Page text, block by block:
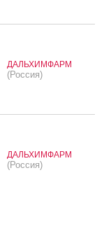
ДАЛЬХИМФАРМ
(Россия)
ДАЛЬХИМФАРМ
(Россия)